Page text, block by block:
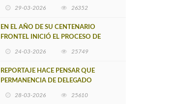
29-03-2026 26352
EN EL AÑO DE SU CENTENARIO
FRONTEL INICIÓ EL PROCESO DE
24-03-2026 25749
REPORTAJE HACE PENSAR QUE
PERMANENCIA DE DELEGADO
28-03-2026 25610